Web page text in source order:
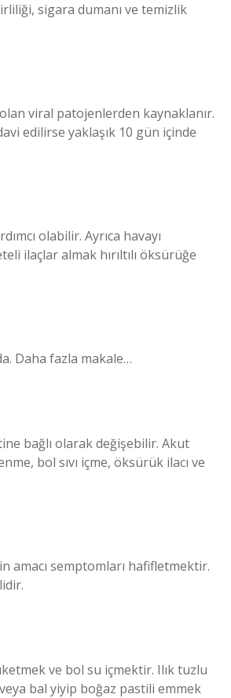
sigara dumanı ve temizlik
viral patojenlerden kaynaklanır.
edilirse yaklaşık 10 gün içinde
olabilir. Ayrıca havayı
ilaçlar almak hırıltılı öksürüğe
Daha fazla makale…
bağlı olarak değişebilir. Akut
bol sıvı içme, öksürük ilacı ve
amacı semptomları hafifletmektir.
ve bol su içmektir. Ilık tuzlu
bal yiyip boğaz pastili emmek